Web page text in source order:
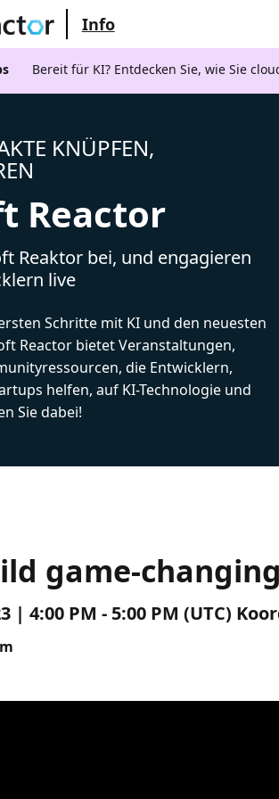
Info
Bereit für KI? Entdecken Sie, wie Sie
KNÜPFEN,
Reactor
Reaktor bei, und engagieren
live
Schritte mit KI und den neuesten
Reactor bietet Veranstaltungen,
die Entwicklern,
helfen, auf KI-Technologie und
Sie dabei!
game-
| 4:00 PM - 5:00 PM (UTC)